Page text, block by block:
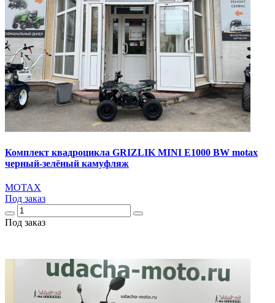
Комплект квадроцикла GRIZLIK MINI E1000 BW motax
черный-зелёный камуфляж
MOTAX
Под заказ
Под заказ